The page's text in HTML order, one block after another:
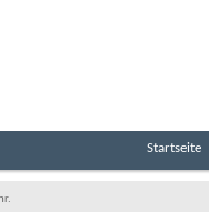
Startseite